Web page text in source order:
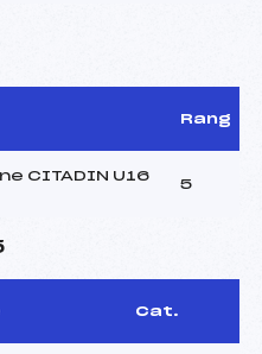
Rang
CITADIN U16
5
Cat.